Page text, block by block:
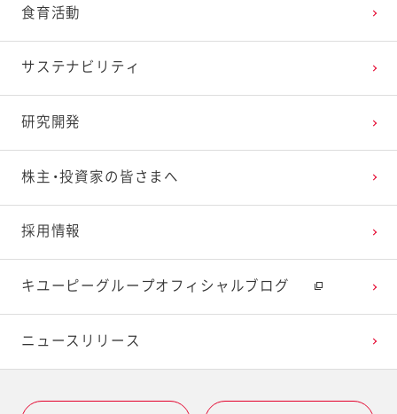
食育活動
サステナビリティ
研究開発
株主・投資家の皆さまへ
採用情報
キユーピーグループオフィシャルブログ
ニュースリリース